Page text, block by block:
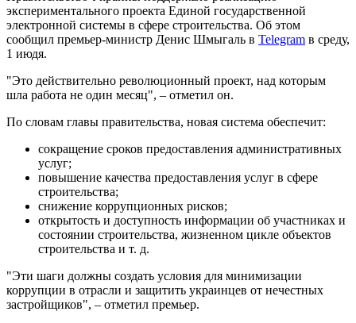
экспериментального проекта Единой государственной
электронной системы в сфере строительства. Об этом
сообщил премьер-министр Денис Шмыгаль в Telegram в среду,
1 июдя.
"Это действительно революционный проект, над которым
шла работа не один месяц", – отметил он.
По словам главы правительства, новая система обеспечит:
сокращение сроков предоставления административных
услуг;
повышение качества предоставления услуг в сфере
строительства;
снижение коррупционных рисков;
открытость и доступность информации об участниках и
состоянии строительства, жизненном цикле объектов
строительства и т. д.
"Эти шаги должны создать условия для минимизации
коррупции в отрасли и защитить украинцев от нечестных
застройщиков", – отметил премьер.